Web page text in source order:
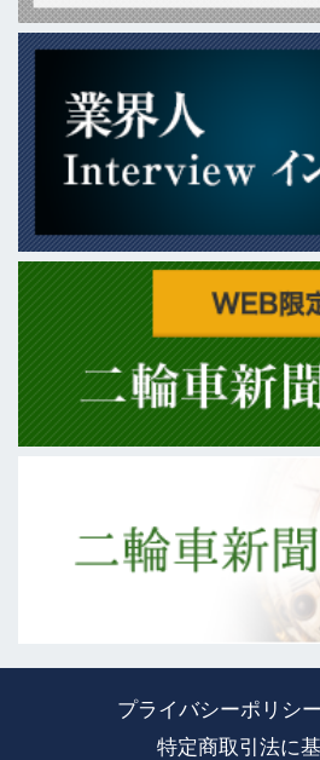
プライバシーポリシー
特定商取引法に